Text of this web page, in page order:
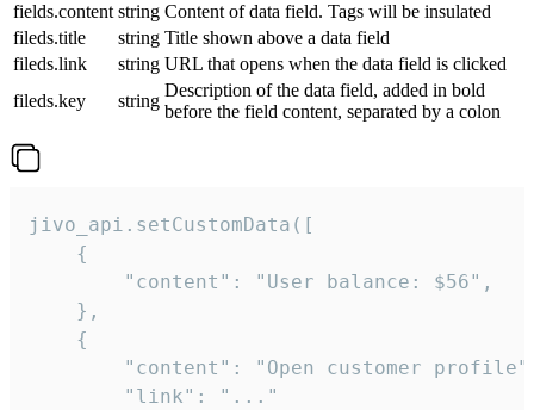
fields.content string Content of data field. Tags will be insulated
fileds.title
string Title shown above a data field
fileds.link
string URL that opens when the data field is clicked
fileds.key
string
Description of the data field, added in bold
before the field content, separated by a colon
jivo_api.setCustomData([
    {
        "content": "User balance: $56",
    },
    {
"content": "Open customer
        "link": "..."